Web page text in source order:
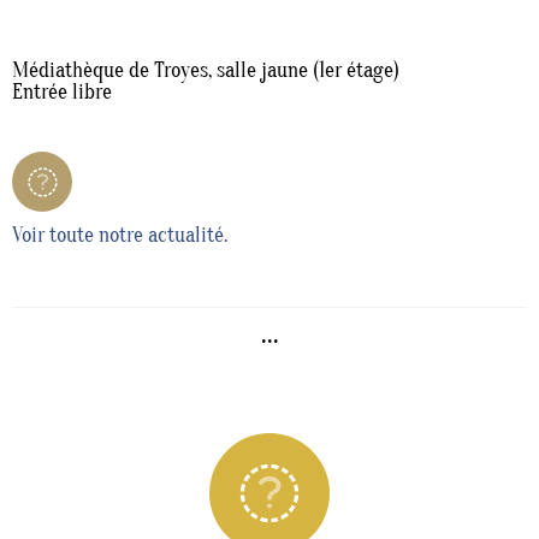
Médiathèque de Troyes, salle jaune (1er étage)
Entrée libre
Voir toute notre actualité.
...